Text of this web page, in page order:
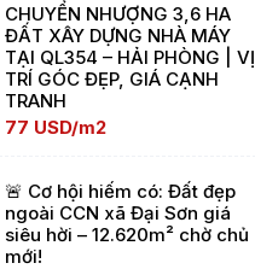
CHUYỂN NHƯỢNG 3,6 HA
ĐẤT XÂY DỰNG NHÀ MÁY
TẠI QL354 – HẢI PHÒNG | VỊ
TRÍ GÓC ĐẸP, GIÁ CẠNH
TRANH
77 USD/m2
🚨 Cơ hội hiếm có: Đất đẹp
ngoài CCN xã Đại Sơn giá
siêu hời – 12.620m² chờ chủ
mới!